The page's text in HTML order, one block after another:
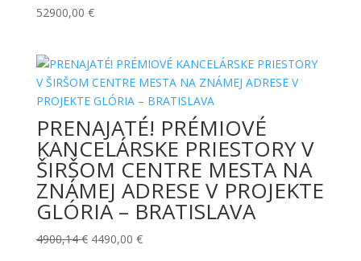
52900,00 €
PRENAJATÉ! PRÉMIOVÉ
KANCELÁRSKE PRIESTORY V
ŠIRŠOM CENTRE MESTA NA
ZNÁMEJ ADRESE V PROJEKTE
GLÓRIA – BRATISLAVA
4900,14€ Pôvodná
4490,00 €Aktuálna